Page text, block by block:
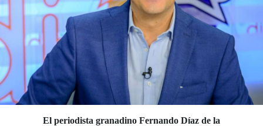
El periodista granadino Fernando Díaz de la